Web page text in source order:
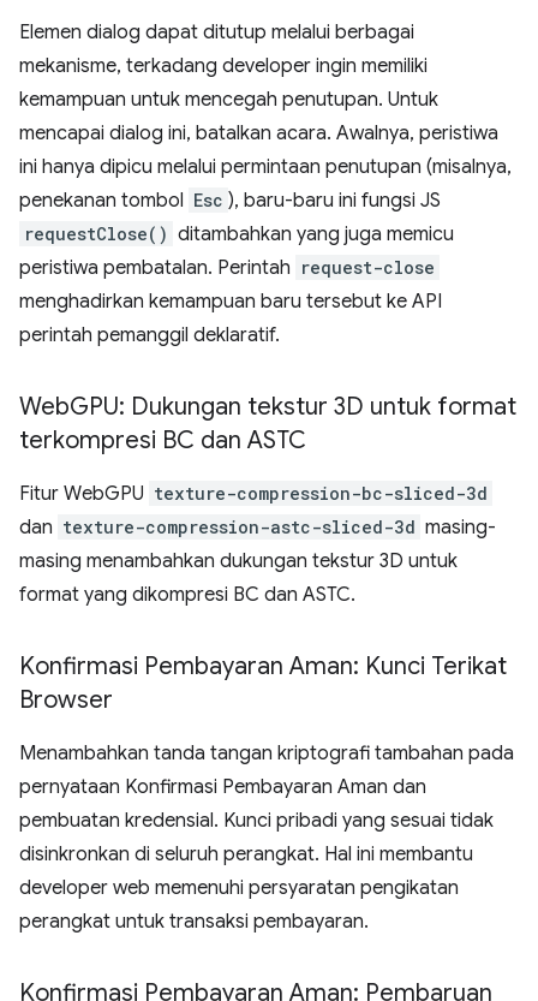
Elemen dialog dapat ditutup melalui berbagai
mekanisme, terkadang developer ingin memiliki
kemampuan untuk mencegah penutupan. Untuk
mencapai dialog ini, batalkan acara. Awalnya, peristiwa
ini hanya dipicu melalui permintaan penutupan (misalnya,
penekanan tombol Esc ), baru-baru ini fungsi JS
requestClose() ditambahkan yang juga memicu
peristiwa pembatalan. Perintah request-close
menghadirkan kemampuan baru tersebut ke API
perintah pemanggil deklaratif.
WebGPU: Dukungan tekstur 3D untuk format
terkompresi BC dan ASTC
Fitur WebGPU texture-compression-bc-sliced-3d
dan texture-compression-astc-sliced-3d masing-
masing menambahkan dukungan tekstur 3D untuk
format yang dikompresi BC dan ASTC.
Konfirmasi Pembayaran Aman: Kunci Terikat
Browser
Menambahkan tanda tangan kriptografi tambahan pada
pernyataan Konfirmasi Pembayaran Aman dan
pembuatan kredensial. Kunci pribadi yang sesuai tidak
disinkronkan di seluruh perangkat. Hal ini membantu
developer web memenuhi persyaratan pengikatan
perangkat untuk transaksi pembayaran.
Konfirmasi Pembayaran Aman: Pembaruan